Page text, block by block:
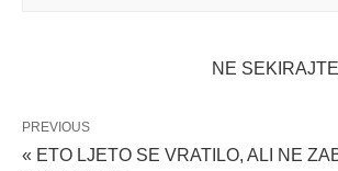
NE
PREVIOUS
« ETO LJETO SE VRATILO, ALI NE